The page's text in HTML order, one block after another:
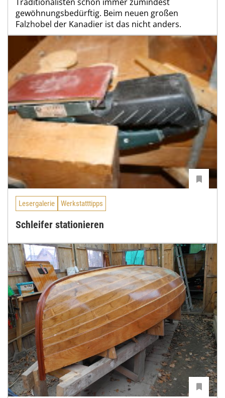
gewöhnungsbedürftig. Beim neuen großen
Falzhobel der Kanadier ist das nicht anders.
Lesergalerie Werkstatttipps
Schleifer stationieren